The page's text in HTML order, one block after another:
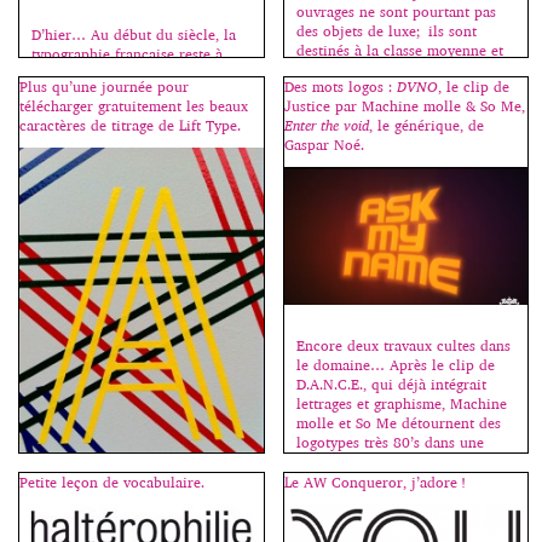
D’hier… Au début du siècle, la
typographie française reste à
l’écart des mouvements d’avant-
gardes européens qui inventent
le graphisme moderne, et des
recherches plus traditionnelles
de dessinateurs travaillant pour
les fabricants de nouvelles
machines à composer. Après des
siècles d’une grande richesse – il
suffit de citer les noms de
Geoffroy Tory, Claude
Garamond, Philippe […]
ouvrages ne sont pourtant pas
des objets de luxe; ils sont
destinés à la classe moyenne et
les voient […]
Plus qu’une journée pour
télécharger gratuitement les beaux
caractères de titrage de Lift Type.
Ils sont mystérieux les Lift
Type… impossible de trouver les
Des mots logos : DVNO, le clip de
Justice par Machine molle & So Me,
Enter the void, le générique, de
Gaspar Noé.
Encore deux travaux cultes dans
le domaine… Après le clip de
D.A.N.C.E., qui déjà intégrait
lettrages et graphisme, Machine
molle et So Me détournent des
logotypes très 80’s dans une
ambiance ultra sophistiquée.
Petite leçon de vocabulaire.
Le AW Conqueror, j’adore !